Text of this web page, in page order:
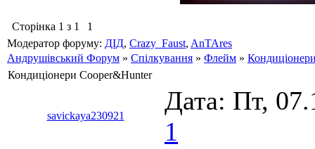
Сторінка 1 з 1
1
Модератор форуму: ДІД, Crazy_Faust, AnTAres
Андрушівський Форум » Спілкування » Флейм »
Кондиціонери Cooper&Hunter
savickaya230921
Дата: Пт,
1